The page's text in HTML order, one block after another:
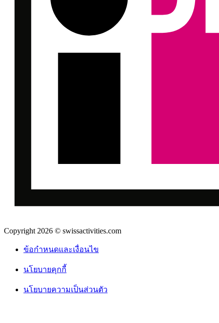
Copyright 2026 © swissactivities.com
ข้อกำหนดและเงื่อนไข
นโยบายคุกกี้
นโยบายความเป็นส่วนตัว